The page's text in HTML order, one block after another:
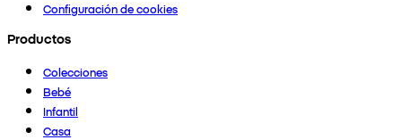
Configuración de cookies
Productos
Colecciones
Bebé
Infantil
Casa